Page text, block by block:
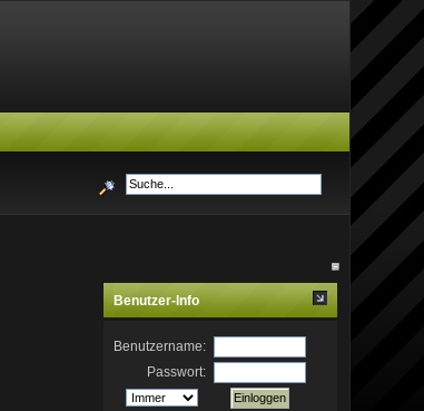
Benutzer-Info
Benutzername:
Passwort: